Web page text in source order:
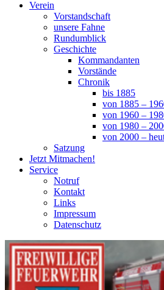
Verein
Vorstandschaft
unsere Fahne
Rundumblick
Geschichte
Kommandanten
Vorstände
Chronik
bis 1885
von 1885 –
von 1960 –
von 1980 –
von 2000 –
Satzung
Jetzt Mitmachen!
Service
Notruf
Kontakt
Links
Impressum
Datenschutz